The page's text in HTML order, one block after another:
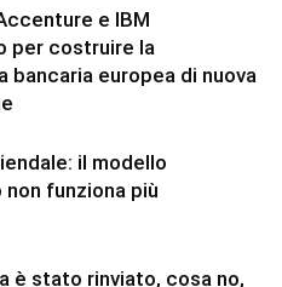
e IBM
per costruire la
bancaria europea di nuova
il modello
funziona più
è stato rinviato, cosa no,